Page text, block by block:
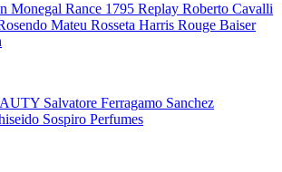
Monegal Rance 1795 Replay Roberto Cavalli
Mateu Rosseta Harris Rouge Baiser
Salvatore Ferragamo Sanchez
Sospiro Perfumes